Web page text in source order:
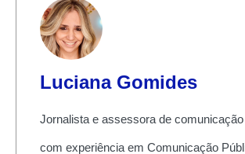
Luciana Gomides
Jornalista e assessora de
com experiência em Comunicação